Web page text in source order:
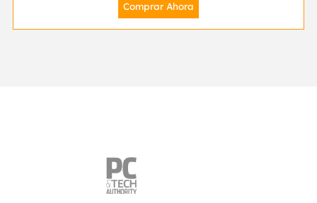
Comprar Ahora